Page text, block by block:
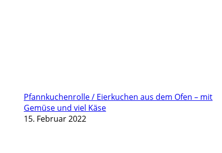
Pfannkuchenrolle / Eierkuchen aus dem Ofen – mit
Gemüse und viel Käse
15. Februar 2022